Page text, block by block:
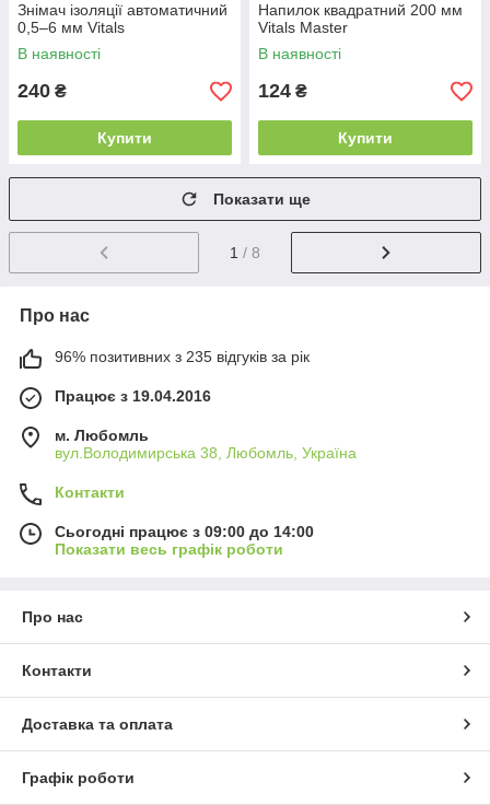
Знімач ізоляції автоматичний
0,5–6 мм Vitals
В наявності
240 ₴
Купити
Напилок квадратний 200 мм
Vitals Master
В наявності
124 ₴
Купити
Показати ще
1 / 8
Про нас
96% позитивних з 235 відгуків за рік
Працює з 19.04.2016
м. Любомль
вул.Володимирська 38, Любомль, Україна
Контакти
Сьогодні працює з 09:00 до 14:00
Показати весь графік роботи
Про нас
Контакти
Доставка та оплата
Графік роботи